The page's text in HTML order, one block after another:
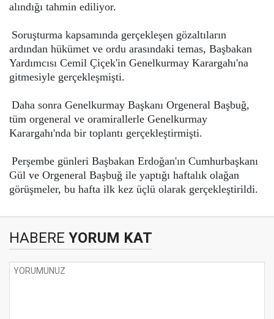
alındığı tahmin ediliyor.
Soruşturma kapsamında gerçekleşen gözaltıların
ardından hükümet ve ordu arasındaki temas, Başbakan
Yardımcısı Cemil Çiçek'in Genelkurmay Karargahı'na
gitmesiyle gerçekleşmişti.
Daha sonra Genelkurmay Başkanı Orgeneral Başbuğ,
tüm orgeneral ve oramirallerle Genelkurmay
Karargahı'nda bir toplantı gerçekleştirmişti.
Perşembe günleri Başbakan Erdoğan'ın Cumhurbaşkanı
Gül ve Orgeneral Başbuğ ile yaptığı haftalık olağan
görüşmeler, bu hafta ilk kez üçlü olarak gerçekleştirildi.
HABERE YORUM KAT